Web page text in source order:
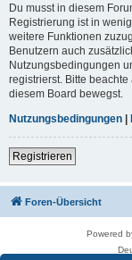
Du musst in diesem
Registrierung ist in
weitere Funktionen
Benutzern auch
Nutzungsbedingungen
registrierst. Bitte
diesem Board bewegst.
Nutzungsbedingungen |
Registrieren
Foren-Übersicht
Powered